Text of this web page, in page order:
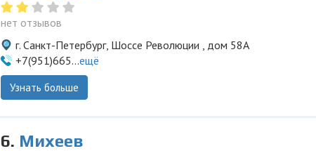
нет отзывов
г. Санкт-Петербург, Шоссе Революции , дом 58А
+7(951)665...ещё
Узнать больше
6. Михеев